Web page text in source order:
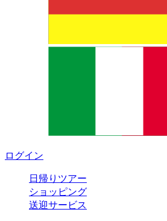
ログイン
日帰りツアー
ショッピング
送迎サービス